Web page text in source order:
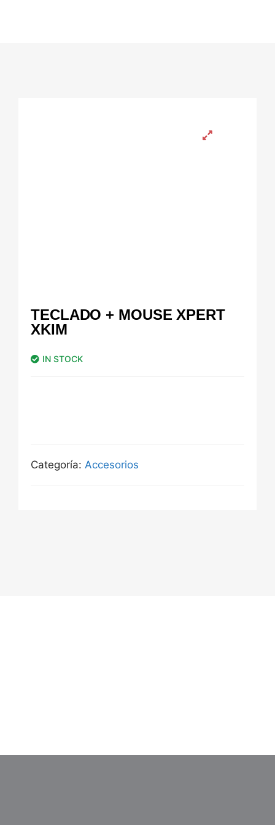
TECLADO + MOUSE XPERT
XKIM
IN STOCK
Categoría: Accesorios